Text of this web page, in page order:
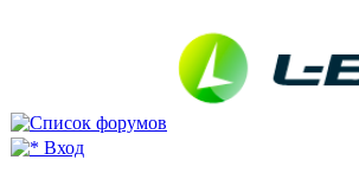
Вход